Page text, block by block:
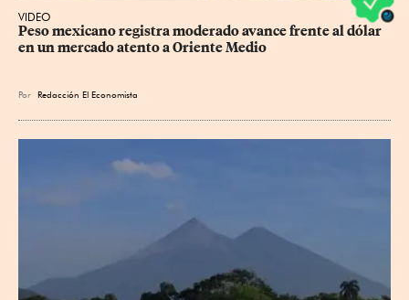
VIDEO
Peso mexicano registra moderado avance frente al dólar
en un mercado atento a Oriente Medio
Por Redacción El Economista